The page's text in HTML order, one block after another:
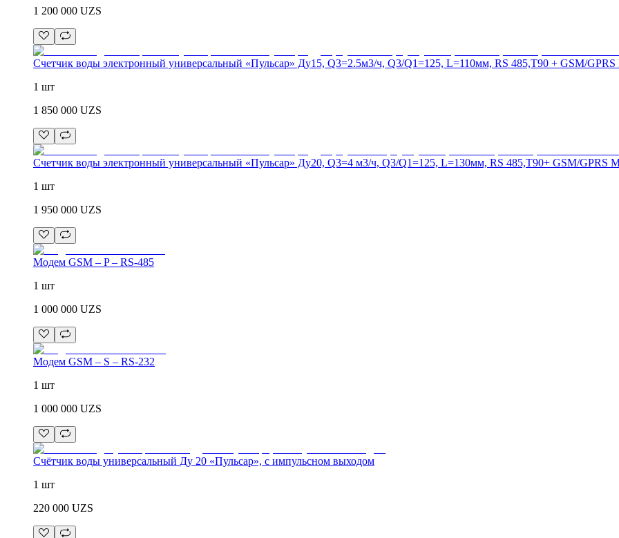
1 200 000 UZS
Счетчик воды электронный универсальный «Пульсар» Ду15, Q3=2.5м3/ч, Q3/Q1=125, L=110мм, RS 485,T90 + GSM/
1 шт
1 850 000 UZS
Счетчик воды электронный универсальный «Пульсар» Ду20, Q3=4 м3/ч, Q3/Q1=125, L=130мм, RS 485,T90+ GSM/GPRS
1 шт
1 950 000 UZS
Модем GSM – P – RS-485
1 шт
1 000 000 UZS
Модем GSM – S – RS-232
1 шт
1 000 000 UZS
Счётчик воды универсальный Ду 20 «Пульсар», с импульсном выходом
1 шт
220 000 UZS